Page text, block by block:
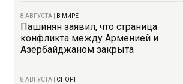
8 АВГУСТА В МИРЕ
Пашинян заявил, что страница
конфликта между Арменией и
Азербайджаном закрыта
8 АВГУСТА СПОРТ